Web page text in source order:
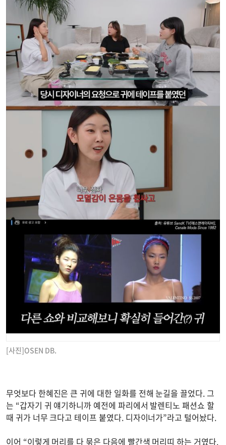
[사진]OSEN DB.
무엇보다 한혜진은 큰 귀에 대한 일화를 전해 눈길을 끌었다. 그
는 “갑자기 귀 얘기하니까 예전에 파리에서 발렌티노 패션쇼 할
때 귀가 너무 크다고 테이프 붙였다. 디자이너가”라고 털어놨다.
이어 “이렇게 머리를 다 묶은 다음에 빨간색 머리띠 하는 거였다.